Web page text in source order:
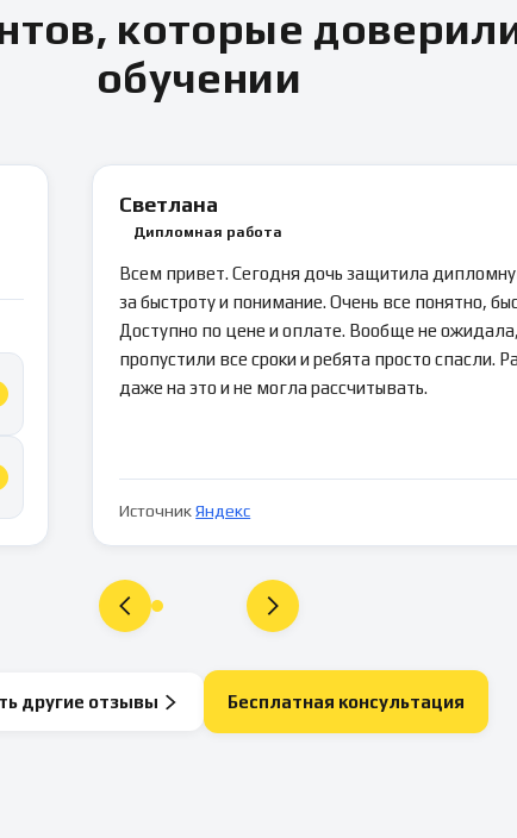
которые
обучении
Светлана
Дипломная работа
Всем привет. Сегодня дочь защитила
за быстроту и понимание. Очень все понятно,
Доступно по цене и оплате. Вообще не
пропустили все сроки и ребята просто спасли.
даже на это и не могла рассчитывать.
Источник Яндекс
другие отзывы Бесплатная консультация